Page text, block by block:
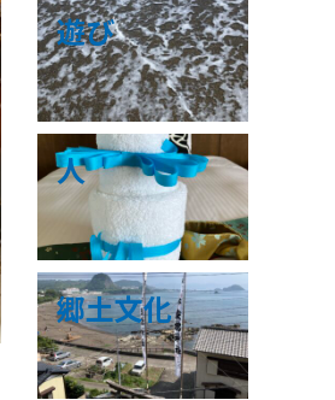
遊び
人
郷土文化